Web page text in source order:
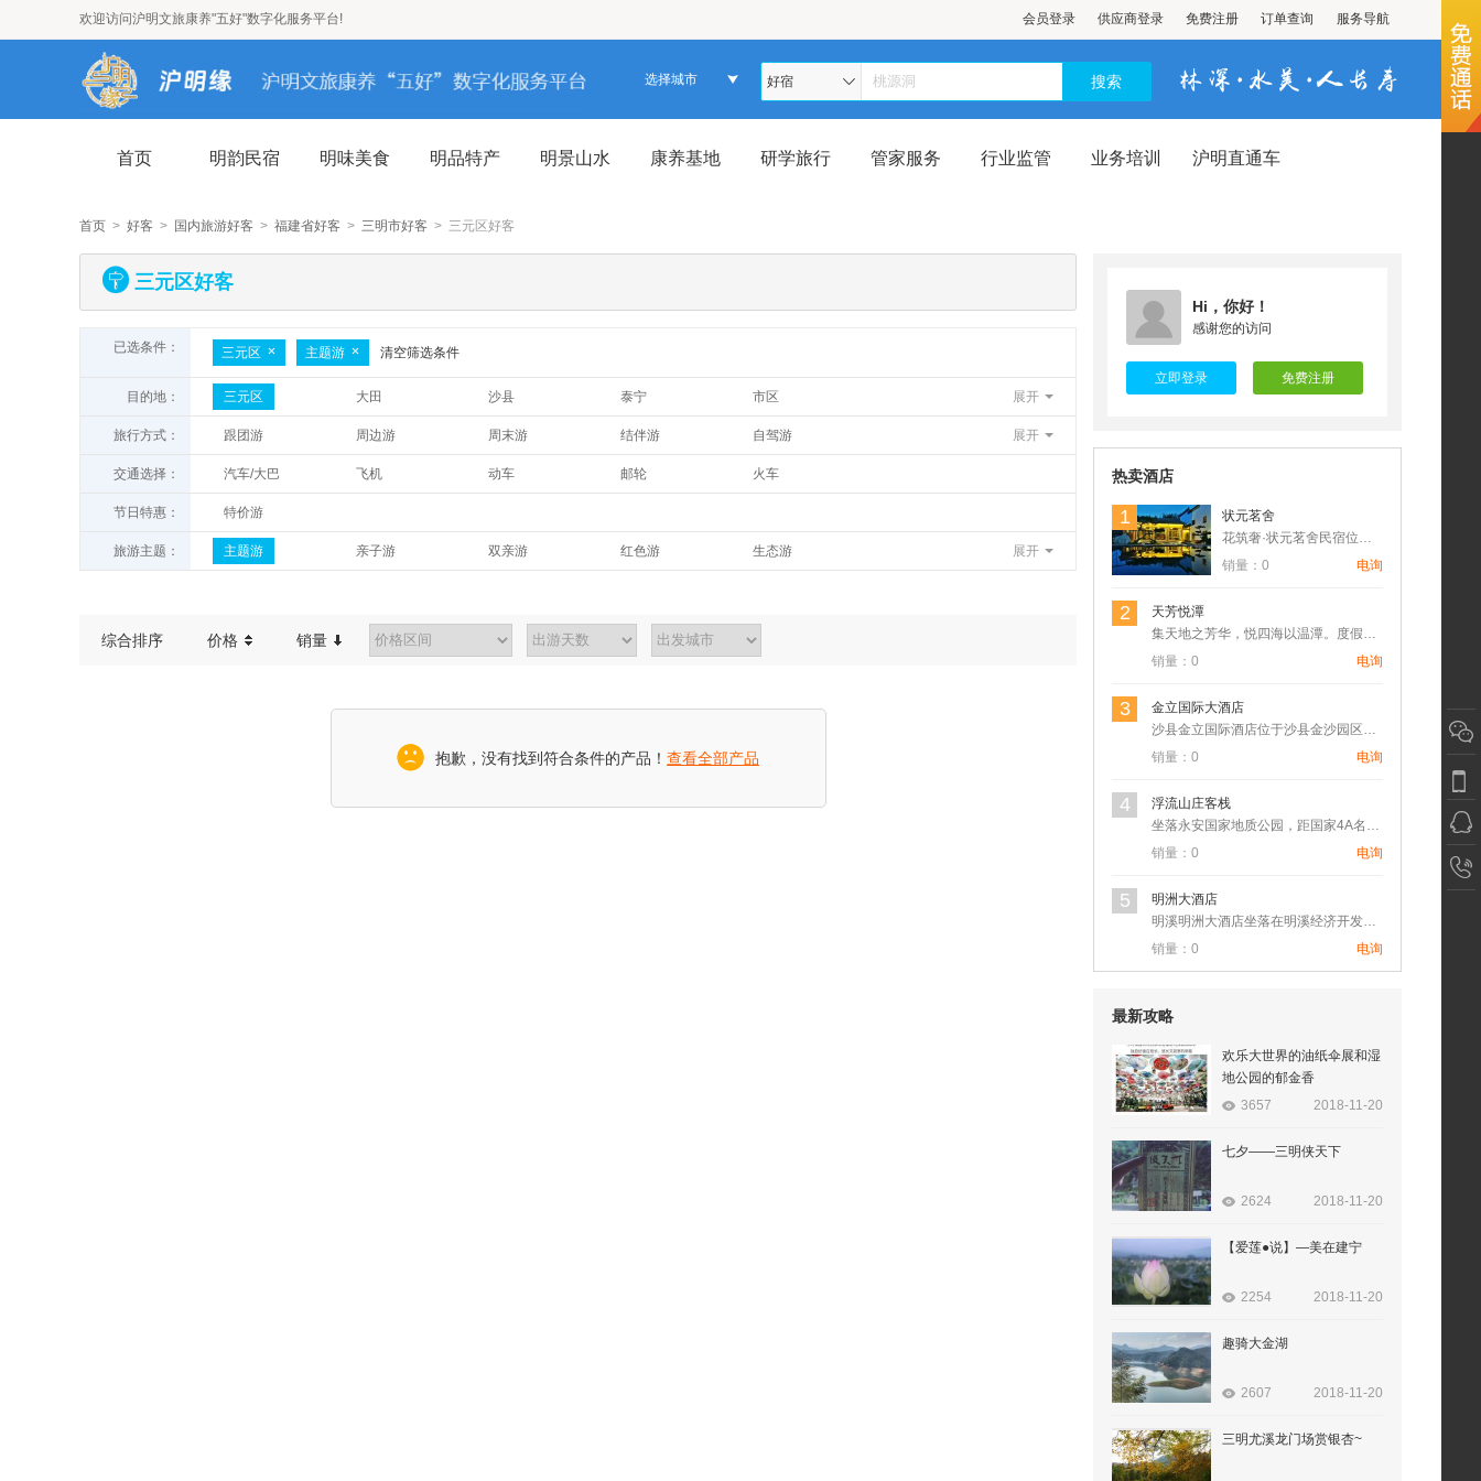
欢迎访问沪明文旅康养"五好"数字化服务平台! 会员登录 供应商登录 免费注册 订单查询 服务导航
选择城市 好宿
首页 明韵民宿 明味美食 明品特产 明景山水 康养基地 研学旅行 管家服务 行业监管 业务培训 沪明直通车
首页 > 好客 > 国内旅游好客 > 福建省好客 > 三明市好客 > 三元区好客
三元区好客
已选条件： 三元区 主题游 清空筛选条件
目的地： 三元区 大田 沙县 泰宁
市区
展开
旅行方式： 跟团游 周边游 周末游 结伴游
自驾游
九日游
展开
交通选择： 汽车/大巴 飞机 动车 邮轮 火车
节日特惠： 特价游
旅游主题： 主题游 亲子游 双亲游 红色游
生态游
展开
综合排序 价格 销量
抱歉，没有找到符合条件的产品！ 查看全部产品
Hi，你好！
感谢您的访问
立即登录 免费注册
热卖酒店
1
状元茗舍
花筑奢·状元茗舍民宿位于泰宁-大金湖核心景区省级森林康养小镇…
销量：0
电询
2
天芳悦潭
集天地之芳华，悦四海以温潭。度假村位于福建省三明市清流县，总…
销量：0
电询
3
金立国际大酒店
沙县金立国际酒店位于沙县金沙园区，交通便捷，距离三明北站10…
销量：0
电询
4
浮流山庄客栈
坐落永安国家地质公园，距国家4A名胜景区桃源洞2公里，驾车只…
销量：0
电询
5
明洲大酒店
明溪明洲大酒店坐落在明溪经济开发区气动工具城。酒店总体建筑风…
销量：0
电询
最新攻略
欢乐大世界的油纸伞展和湿
地公园的郁金香
3657
2018-11-20
七夕——三明侠天下
2624 2018-11-20
【爱莲●说】—美在建宁
2254 2018-11-20
趣骑大金湖
2607 2018-11-20
三明尤溪龙门场赏银杏~